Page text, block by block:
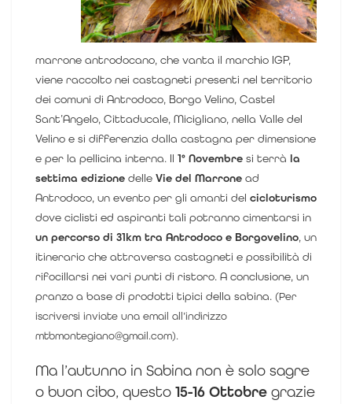
marrone antrodocano, che vanta il marchio IGP,
viene raccolto nei castagneti presenti nel territorio
dei comuni di Antrodoco, Borgo Velino, Castel
Sant’Angelo, Cittaducale, Micigliano, nella Valle del
Velino e si differenzia dalla castagna per dimensione
e per la pellicina interna. Il 1° Novembre si terrà la
settima edizione delle Vie del Marrone ad
Antrodoco, un evento per gli amanti del cicloturismo
dove ciclisti ed aspiranti tali potranno cimentarsi in
un percorso di 31km tra Antrodoco e Borgovelino, un
itinerario che attraversa castagneti e possibilità di
rifocillarsi nei vari punti di ristoro. A conclusione, un
pranzo a base di prodotti tipici della sabina. (Per
iscriversi inviate una email all’indirizzo
mtbmontegiano@gmail.com).
Ma l’autunno in Sabina non è solo sagre
o buon cibo, questo 15-16 Ottobre grazie